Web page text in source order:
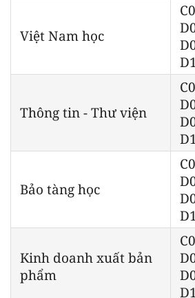
Việt Nam học
Thông tin - Thư viện
Bảo tàng học
Kinh doanh xuất bản
phẩm